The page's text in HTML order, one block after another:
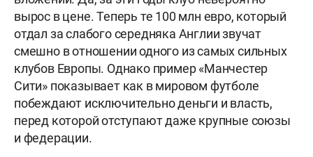
вырос в цене. Теперь те 100 млн евро, который
отдал за слабого середняка Англии звучат
смешно в отношении одного из самых сильных
клубов Европы. Однако пример «Манчестер
Сити» показывает как в мировом футболе
побеждают исключительно деньги и власть,
перед которой отступают даже крупные союзы
и федерации.